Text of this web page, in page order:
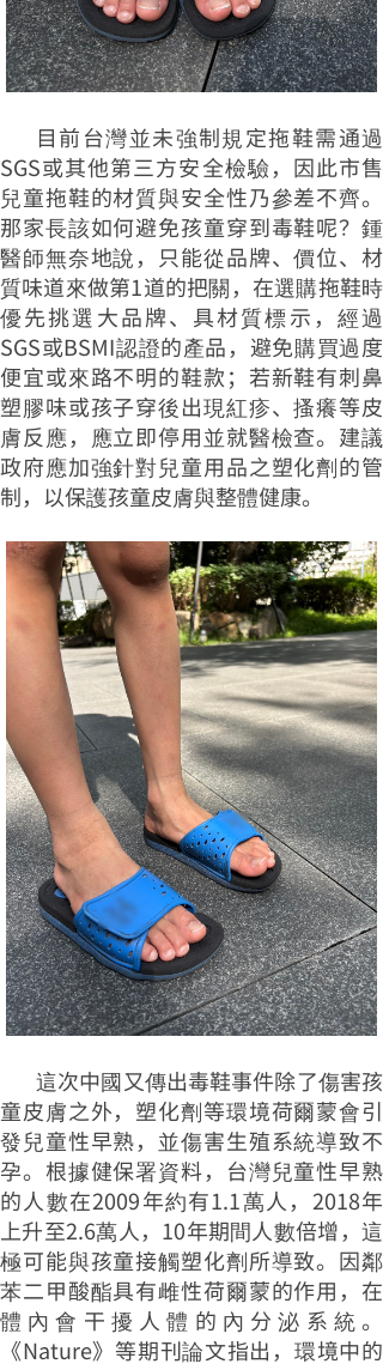
目前台灣並未強制規定拖鞋需通過
SGS或其他第三方安全檢驗，因此市售
兒童拖鞋的材質與安全性乃參差不齊。
那家長該如何避免孩童穿到毒鞋呢？鍾
醫師無奈地說，只能從品牌、價位、材
質味道來做第1道的把關，在選購拖鞋時
優先挑選大品牌、具材質標示，經過
SGS或BSMI認證的產品，避免購買過度
便宜或來路不明的鞋款；若新鞋有刺鼻
塑膠味或孩子穿後出現紅疹、搔癢等皮
膚反應，應立即停用並就醫檢查。建議
政府應加強針對兒童用品之塑化劑的管
制，以保護孩童皮膚與整體健康。
這次中國又傳出毒鞋事件除了傷害孩
童皮膚之外，塑化劑等環境荷爾蒙會引
發兒童性早熟，並傷害生殖系統導致不
孕。根據健保署資料，台灣兒童性早熟
的人數在2009年約有1.1萬人，2018年
上升至2.6萬人，10年期間人數倍增，這
極可能與孩童接觸塑化劑所導致。因鄰
苯二甲酸酯具有雌性荷爾蒙的作用，在
體內會干擾人體的內分泌系統。
《Nature》等期刊論文指出，環境中的